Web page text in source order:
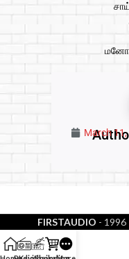
March
FIRSTAUDIO - 1996